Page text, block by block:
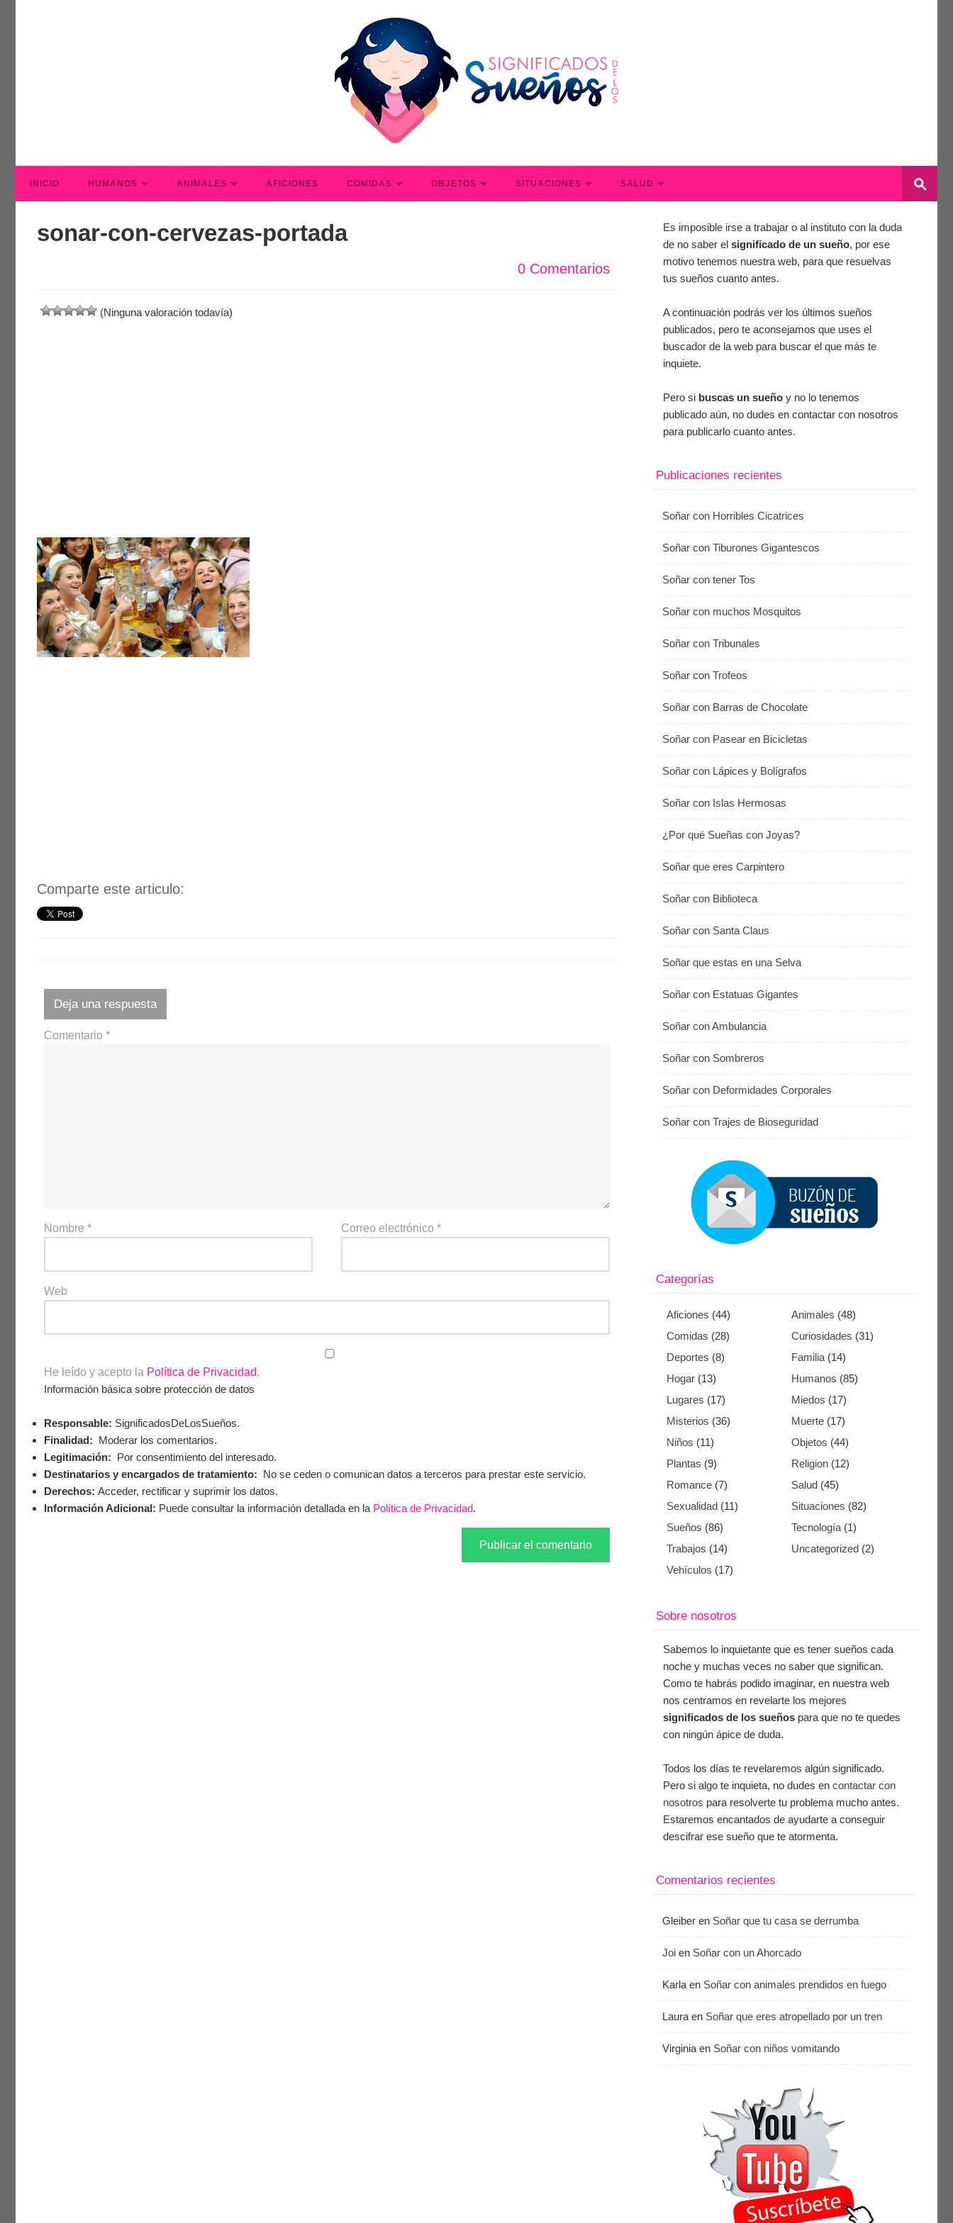
INICIO HUMANOS ANIMALES AFICIONES COMIDAS OBJETOS SITUACIONES SALUD
sonar-con-cervezas-portada
0 Comentarios
(Ninguna valoración todavía)
Comparte este articulo:
Deja una respuesta
Comentario *
Nombre * Correo electrónico *
Web
He leído y acepto la Política de Privacidad.
Información básica sobre protección de datos
Responsable: SignificadosDeLosSueños.
Finalidad: Moderar los comentarios.
Legitimación: Por consentimiento del interesado.
Destinatarios y encargados de tratamiento: No se ceden o comunican datos a terceros para prestar este servicio.
Derechos: Acceder, rectificar y suprimir los datos.
Información Adicional: Puede consultar la información detallada en la Política de Privacidad.
Es imposible irse a trabajar o al instituto con la duda
de no saber el significado de un sueño, por ese
motivo tenemos nuestra web, para que resuelvas
tus sueños cuanto antes.
A continuación podrás ver los últimos sueños
publicados, pero te aconsejamos que uses el
buscador de la web para buscar el que más te
inquiete.
Pero si buscas un sueño y no lo tenemos
publicado aún, no dudes en contactar con nosotros
para publicarlo cuanto antes.
Publicaciones recientes
Soñar con Horribles Cicatrices
Soñar con Tiburones Gigantescos
Soñar con tener Tos
Soñar con muchos Mosquitos
Soñar con Tribunales
Soñar con Trofeos
Soñar con Barras de Chocolate
Soñar con Pasear en Bicicletas
Soñar con Lápices y Bolígrafos
Soñar con Islas Hermosas
¿Por qué Sueñas con Joyas?
Soñar que eres Carpintero
Soñar con Biblioteca
Soñar con Santa Claus
Soñar que estas en una Selva
Soñar con Estatuas Gigantes
Soñar con Ambulancia
Soñar con Sombreros
Soñar con Deformidades Corporales
Soñar con Trajes de Bioseguridad
Categorías
Aficiones (44) Animales (48)
Comidas (28) Curiosidades (31)
Deportes (8) Familia (14)
Hogar (13) Humanos (85)
Lugares (17) Miedos (17)
Misterios (36) Muerte (17)
Niños (11) Objetos (44)
Plantas (9) Religion (12)
Romance (7) Salud (45)
Sexualidad (11) Situaciones (82)
Sueños (86) Tecnología (1)
Trabajos (14) Uncategorized (2)
Vehículos (17)
Sobre nosotros
Sabemos lo inquietante que es tener sueños cada
noche y muchas veces no saber que significan.
Como te habrás podido imaginar, en nuestra web
nos centramos en revelarte los mejores
significados de los sueños para que no te quedes
con ningún ápice de duda.
Todos los días te revelaremos algún significado.
Pero si algo te inquieta, no dudes en contactar con
nosotros para resolverte tu problema mucho antes.
Estaremos encantados de ayudarte a conseguir
descifrar ese sueño que te atormenta.
Comentarios recientes
Gleiber en Soñar que tu casa se derrumba
Joi en Soñar con un Ahorcado
Karla en Soñar con animales prendidos en fuego
Laura en Soñar que eres atropellado por un tren
Virginia en Soñar con niños vomitando